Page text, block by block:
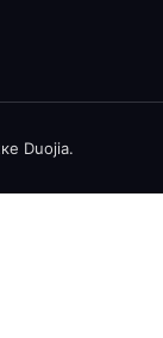
Duojia.